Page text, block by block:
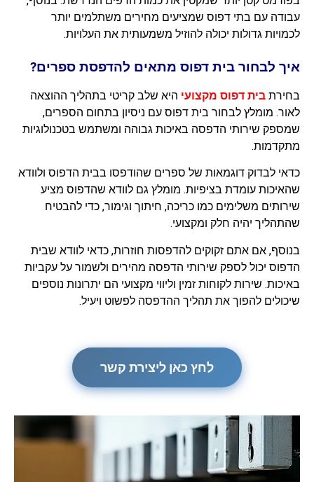
עבודה עם בתי דפוס שמציעים מחירים משתלמים יותר
לכמויות גדולות יכולה להוזיל משמעותית את העלויות.
איך לבחור בית דפוס מתאים להדפסת ספרים?
בחירת בית דפוס מקצועי היא שלב קריטי בתהליך ההוצאה
לאור. מומלץ לבחור בית דפוס עם ניסיון בתחום הספרים,
שמספק שירותי הדפסה באיכות גבוהה ומשתמש בטכנולוגיות
מתקדמות.
כדאי לבדוק דוגמאות של ספרים שהודפסו בבית הדפוס ולוודא
שהאיכות עומדת בציפיות. מומלץ גם לוודא שהדפוס מציע
שירותים משלימים כמו כריכה, חיתוך וגימור, כדי להבטיח
שהתהליך יהיה חלק ומקצועי.
בנוסף, אם אתם זקוקים להדפסות חוזרות, כדאי לוודא שבית
הדפוס יכול לספק שירותי הדפסה מהירים ולשמור על עקביות
באיכות. שירות לקוחות זמין וליווי מקצועי הם יתרונות נוספים
שיכולים להפוך את תהליך ההדפסה לפשוט ויעיל.
לחץ כאן ליצירת קשר